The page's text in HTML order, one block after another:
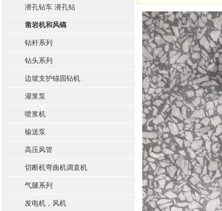
潜孔钻车 潜孔钻
凿岩机和风镐
钻杆系列
钻头系列
边坡支护锚固钻机
灌浆泵
喷浆机
输送泵
高压风管
切断机弯曲机调直机
气腿系列
发电机，风机